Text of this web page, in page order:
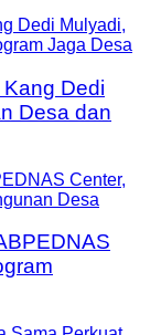
Dedi
Desa dan